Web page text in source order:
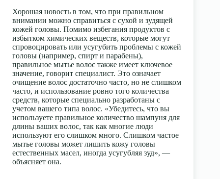
Хорошая новость в том, что при правильном
внимании можно справиться с сухой и зудящей
кожей головы. Помимо избегания продуктов с
избытком химических веществ, которые могут
спровоцировать или усугубить проблемы с кожей
головы (например, спирт и парабены),
правильное мытье волос также имеет ключевое
значение, говорит специалист. Это означает
очищение волос достаточно часто, но не слишком
часто, и использование ровно того количества
средств, которые специально разработаны с
учетом вашего типа волос. «Убедитесь, что вы
используете правильное количество шампуня для
длины ваших волос, так как многие люди
используют его слишком много. Слишком частое
мытье головы может лишить кожу головы
естественных масел, иногда усугубляя зуд», —
объясняет она.